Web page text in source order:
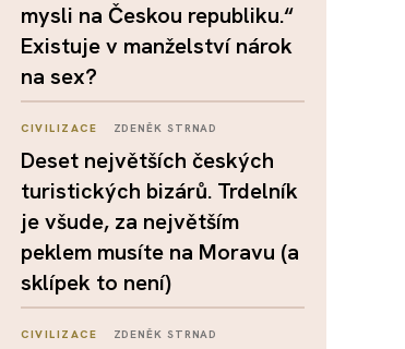
mysli na Českou republiku.“
Existuje v manželství nárok
na sex?
CIVILIZACE ZDENĚK STRNAD
Deset největších českých
turistických bizárů. Trdelník
je všude, za největším
peklem musíte na Moravu (a
sklípek to není)
CIVILIZACE ZDENĚK STRNAD